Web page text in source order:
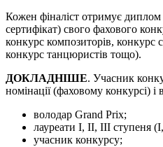
Кожен фіналіст отримує диплом
сертифікат) свого фахового
конкурс композиторів, конкурс
конкурс танцюристів тощо).
ДОКЛАДНІШЕ. Учасник
номінації (фаховому конкурсі) і
володар Grand Prix;
лауреати І, ІІ, ІІІ ступеня
учасник конкурсу;